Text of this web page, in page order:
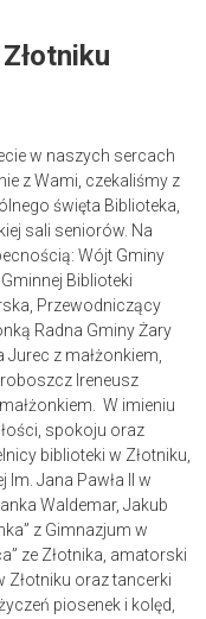
w naszych sercach
z Wami, czekaliśmy z
święta Biblioteka,
sali seniorów. Na
Wójt Gminy
Biblioteki
Przewodniczący
Radna Gminy Żary
z małżonkiem,
Ireneusz
W imieniu
spokoju oraz
biblioteki w Złotniku,
Jana Pawła II w
Waldemar, Jakub
z Gimnazjum w
ze Złotnika, amatorski
Złotniku oraz tancerki
piosenek i kolęd,